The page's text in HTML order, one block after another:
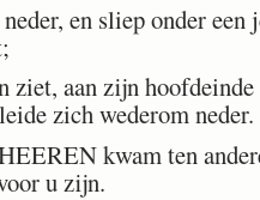
en sliep onder een
ziet, aan zijn
zich wederom neder.
kwam ten
u zijn.